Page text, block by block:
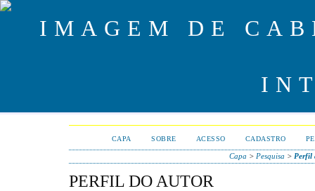
CAPA SOBRE ACESSO CADASTRO
Capa > Pesquisa > Perfil
PERFIL DO AUTOR